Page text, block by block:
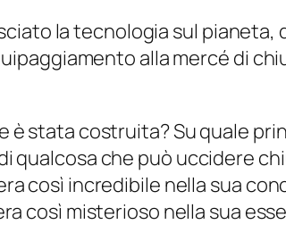
la tecnologia sul
alla mercé di
è stata costruita? Su quale
qualcosa che può uccidere
così incredibile nella sua
così misterioso nella sua